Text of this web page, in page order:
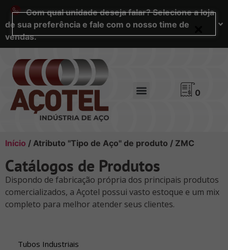
Com qual unidade deseja falar? Selecione a loja
de sua preferência e fale com o nosso time de
vendas.
0
Início / Atributo "Tipo de Aço" de produto / ZMC
Catálogos de Produtos
Dispondo de fabricação própria dos principais produtos
comercializados, a Açotel possui vasto estoque e um mix
completo para melhor atender seus clientes.
Tubos Industriais